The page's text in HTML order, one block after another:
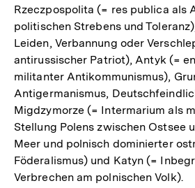
Rzeczpospolita (= res publica als
politischen Strebens und
Leiden, Verbannung oder
antirussischer Patriot), Antyk (=
militanter Antikommunismus),
Antigermanismus,
Migdzymorze (= Intermarium als
Stellung Polens zwischen Ostsee
Meer und polnisch dominierter
Föderalismus) und Katyn (=
Verbrechen am polnischen Volk).